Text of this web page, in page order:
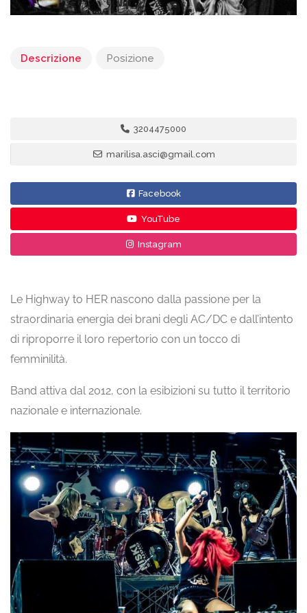
Descrizione Posizione
3204475000
marilisa.asci@gmail.com
Facebook
YouTube
Instagram
Le Highway to HER nascono dalla passione per la
straordinaria energia dei brani degli AC/DC e dall’intento
di riproporre il loro repertorio con un tocco di
femminilità.
Band attiva dal 2012, con la esibizioni su tutto il territorio
nazionale e internazionale.